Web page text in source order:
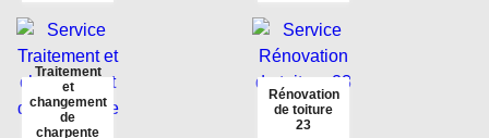
Traitement
et
changement
de
charpente
Rénovation
de toiture
23